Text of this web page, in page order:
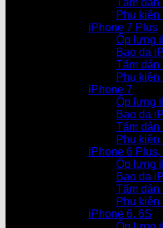
Tấm dán
Phụ kiện
iPhone 7 Plus
Ốp lưng
Bao da
Tấm dán
Phụ
iPhone 7
Ốp lưng
Bao da
Tấm dán
Phụ kiện
iPhone 6
Ốp lưng
Bao da
Tấm dán
Phụ
iPhone 6, 6S